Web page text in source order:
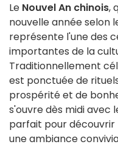
Le Nouvel An chinois,
nouvelle année selon
représente l'une des
importantes de la
Traditionnellement
est ponctuée de
prospérité et de
s'ouvre dès midi avec
parfait pour découvrir
une ambiance